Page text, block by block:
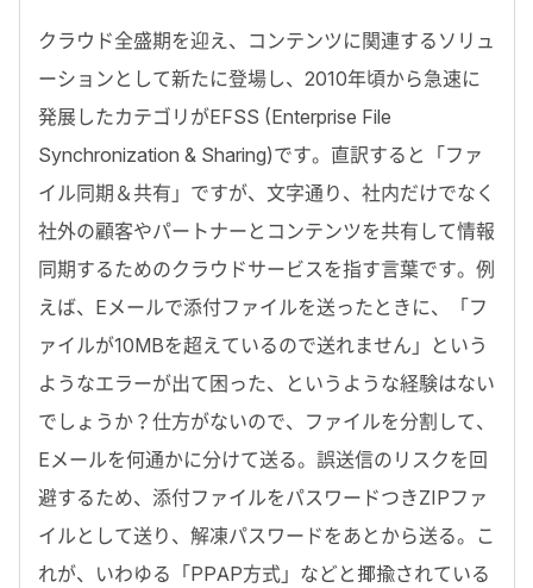
クラウド全盛期を迎え、コンテンツに関連するソリュ
ーションとして新たに登場し、2010年頃から急速に
発展したカテゴリがEFSS (Enterprise File
Synchronization & Sharing)です。直訳すると「ファ
イル同期＆共有」ですが、文字通り、社内だけでなく
社外の顧客やパートナーとコンテンツを共有して情報
同期するためのクラウドサービスを指す言葉です。例
えば、Eメールで添付ファイルを送ったときに、「フ
ァイルが10MBを超えているので送れません」という
ようなエラーが出て困った、というような経験はない
でしょうか？仕方がないので、ファイルを分割して、
Eメールを何通かに分けて送る。誤送信のリスクを回
避するため、添付ファイルをパスワードつきZIPファ
イルとして送り、解凍パスワードをあとから送る。こ
れが、いわゆる「PPAP方式」などと揶揄されている